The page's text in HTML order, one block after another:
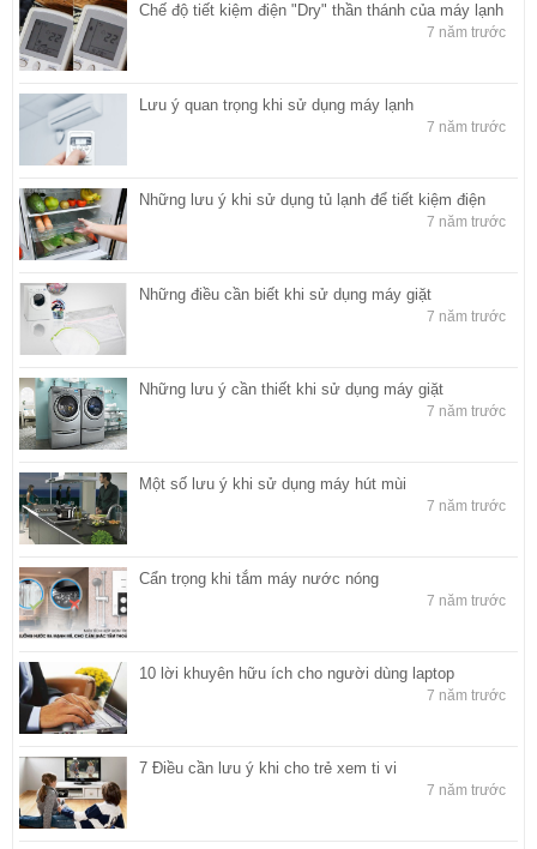
Chế độ tiết kiệm điện "Dry" thần thánh của máy lạnh
7 năm trước
Lưu ý quan trọng khi sử dụng máy lạnh
7 năm trước
Những lưu ý khi sử dụng tủ lạnh để tiết kiệm điện
7 năm trước
Những điều cần biết khi sử dụng máy giặt
7 năm trước
Những lưu ý cần thiết khi sử dụng máy giặt
7 năm trước
Một số lưu ý khi sử dụng máy hút mùi
7 năm trước
Cẩn trọng khi tắm máy nước nóng
7 năm trước
10 lời khuyên hữu ích cho người dùng laptop
7 năm trước
7 Điều cần lưu ý khi cho trẻ xem ti vi
7 năm trước